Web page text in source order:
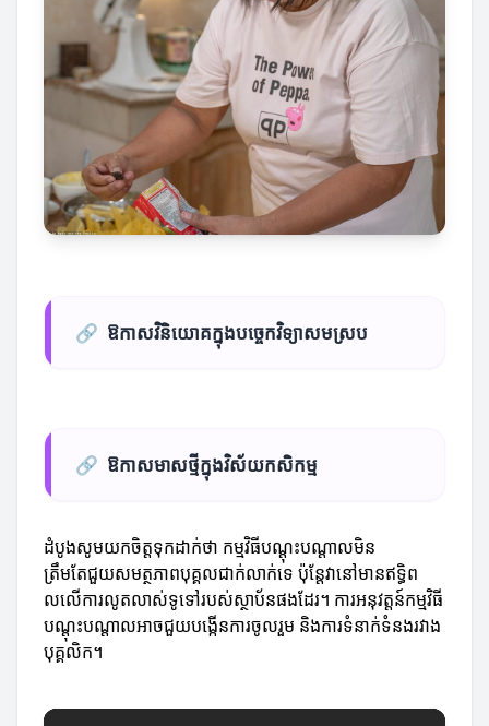
🔗 ឱកាសវិនិយោគក្នុងបច្ចេកវិទ្យាសមស្រប
🔗 ឱកាសមាសថ្មីក្នុងវិស័យកសិកម្ម
ដំបូងសូមយកចិត្តទុកដាក់ថា កម្មវិធីបណ្តុះបណ្តាលមិន
ត្រឹមតែជួយសមត្ថភាពបុគ្គលជាក់លាក់ទេ ប៉ុន្តែវានៅមានឥទ្ធិព
លលើការលូតលាស់ទូទៅរបស់ស្ថាប័នផងដែរ។ ការអនុវត្តន៍កម្មវិធី
បណ្តុះបណ្តាលអាចជួយបង្កើនការចូលរួម និងការទំនាក់ទំនងរវាង
បុគ្គលិក។